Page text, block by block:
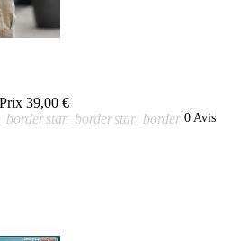
Prix 39,00 €
star_borderstar_border 0 Avis